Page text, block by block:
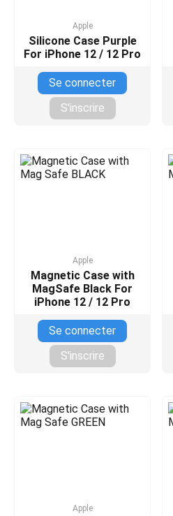
Apple
Silicone Case Purple
For iPhone 12 / 12 Pro
Se connecter
S'inscrire
Apple
Magnetic Case with
MagSafe Black For
iPhone 12 / 12 Pro
Se connecter
S'inscrire
Apple